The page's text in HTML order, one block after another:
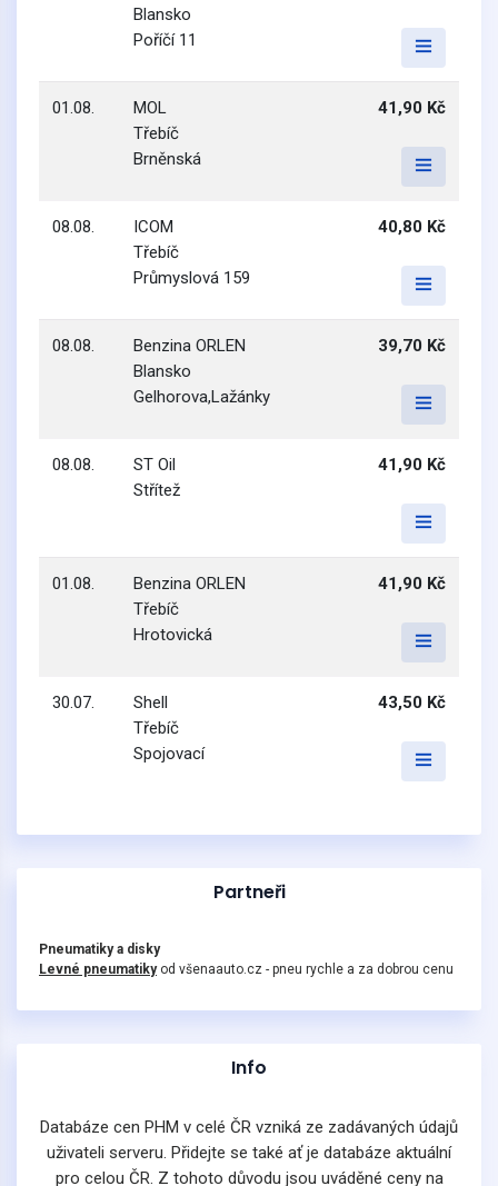
Blansko
Poříčí 11
01.08.
MOL
Třebíč
Brněnská
41,90 Kč
08.08.
ICOM
Třebíč
Průmyslová 159
40,80 Kč
08.08.
Benzina ORLEN
Blansko
Gelhorova,Lažánky
39,70 Kč
08.08.
ST Oil
Střítež
41,90 Kč
01.08.
Benzina ORLEN
Třebíč
Hrotovická
41,90 Kč
30.07.
Shell
Třebíč
Spojovací
43,50 Kč
Partneři
Pneumatiky a disky
Levné pneumatikyod všenaauto.cz - pneu rychle a za dobrou cenu
Info
Databáze cen PHM v celé ČR vzniká ze zadávaných údajů
uživateli serveru. Přidejte se také ať je databáze aktuální
pro celou ČR. Z tohoto důvodu jsou uváděné ceny na